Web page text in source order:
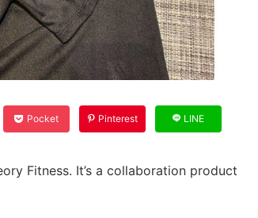
Pocket Pinterest LINE
Fitness. It’s a collaboration product